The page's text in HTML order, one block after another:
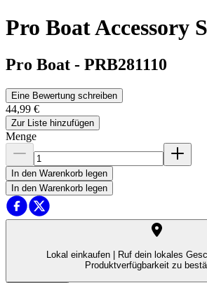
Pro Boat Accessory
Pro Boat - PRB281110
Eine Bewertung schreiben
44,99 €
Zur Liste hinzufügen
Menge
In den Warenkorb legen
In den Warenkorb legen
Lokal einkaufen |
Ruf dein lokales
Produktverfügbarkeit zu